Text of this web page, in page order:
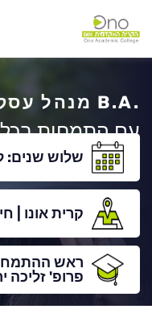
לינקדאין
פייסבוק
אינסטגרם
תוכניות לימוד ומסלולי
המחקר בפקולטה
המרצים שלנו
.B.A מנהל עסקים
עם התמחות
להרשמה
שלוש שנים:
קרית אונו
ראש
פרופ' זליכה